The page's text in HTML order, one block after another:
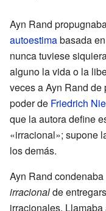
Ayn Rand
autoestimabasada
nunca tuviese
alguno la vida o la
veces a Ayn Rand
poder de Friedrich
que la autora define
«irracional»; supone
los demás.
Ayn Rand
irracionalde
irracionales. Llamaba